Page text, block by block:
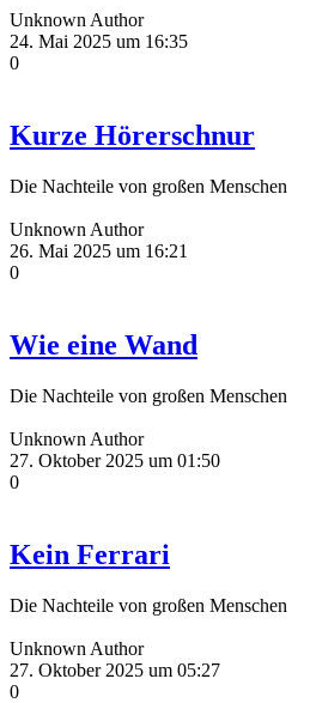
Unknown Author
24. Mai 2025 um 16:35
0
Kurze Hörerschnur
Die Nachteile von großen Menschen
Unknown Author
26. Mai 2025 um 16:21
0
Wie eine Wand
Die Nachteile von großen Menschen
Unknown Author
27. Oktober 2025 um 01:50
0
Kein Ferrari
Die Nachteile von großen Menschen
Unknown Author
27. Oktober 2025 um 05:27
0